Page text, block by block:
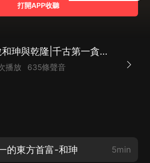
打開APP收聽
話說和珅與乾隆|千古第一貪官真實的一面|雙面詭臣
播放 635條聲音
的東方首富-和珅 5min